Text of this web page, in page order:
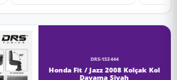
DRS-153444
Honda Fit / Jazz 2008 Kolçak Kol
Dayama Siyah